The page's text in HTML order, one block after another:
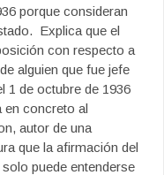
porque consideran
Explica que el
con respecto a
alguien que fue jefe
1 de octubre de 1936
en concreto al
autor de una
que la afirmación del
puede entenderse